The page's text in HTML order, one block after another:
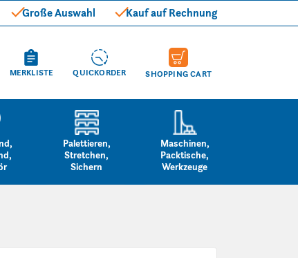
Große Auswahl Kauf auf Rechnung
MERKLISTE QUICKORDER SHOPPING CART
Palettieren,
Stretchen,
Sichern
Maschinen,
Packtische,
Werkzeuge